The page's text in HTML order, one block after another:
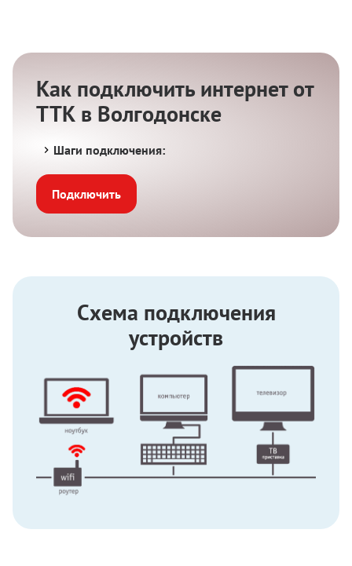
Как подключить интернет от
ТТК в Волгодонске
Шаги подключения:
Подключить
Схема подключения
устройств